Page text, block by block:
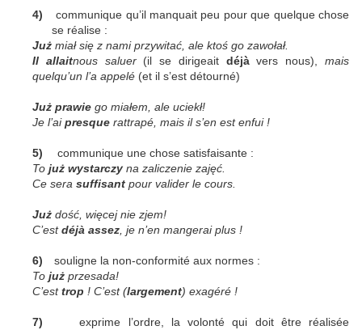
4)
communique qu’il manquait peu pour que quelque chose
se réalise :
Już miał się z nami przywitać, ale ktoś go zawołał.
Il allaitnous saluer (il se dirigeait déjà vers nous),mais
quelqu’un l’a appelé (et il s’est détourné)
Już prawie go miałem, ale uciekł!
Je l’aipresque rattrapé, mais il s’en est enfui !
5)
communique une chose satisfaisante :
To już wystarczy na zaliczenie zajęć.
Ce sera suffisant pour valider le cours.
Już dość, więcej nie zjem!
C’estdéjà assez , je n’en mangerai plus !
6) souligne la non-conformité aux normes :
To już przesada!
C’esttrop ! C’est (largement) exagéré !
7)
exprime l’ordre, la volonté qui doit être réalisée